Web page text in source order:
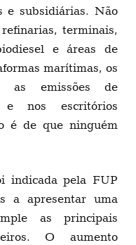
e subsidiárias. Não
terminais,
e áreas de
marítimas, os
as emissões de
e nos escritórios
é de que ninguém
indicada pela FUP
a apresentar uma
as principais
O aumento